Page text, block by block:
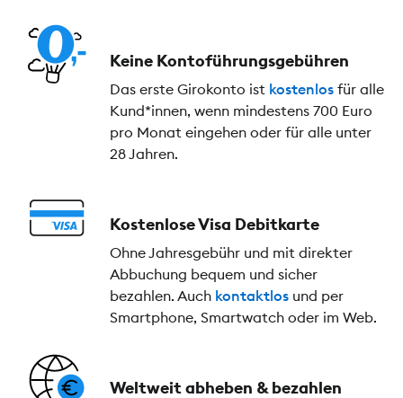
Keine Kontoführungs­gebühren
Das erste Girokonto ist kostenlos für alle
Kund*innen, wenn mindestens 700 Euro
pro Monat eingehen oder für alle unter
28 Jahren.
Kostenlose Visa Debitkarte
Ohne Jahresgebühr und mit direkter
Abbuchung bequem und sicher
bezahlen. Auch kontaktlos und per
Smartphone, Smartwatch oder im Web.
Weltweit abheben & bezahlen